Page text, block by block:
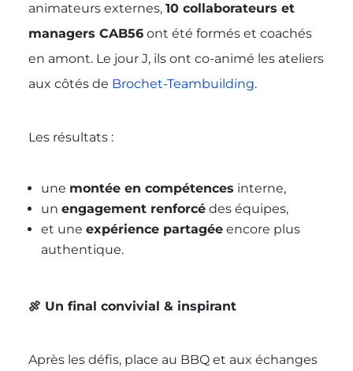
animateurs externes, 10 collaborateurs et
managers CAB56ont été formés et coachés
en amont. Le jour J, ils ont co-animé les ateliers
aux côtés de Brochet-Teambuilding.
Les résultats :
une montée en compétences interne,
un engagement renforcédes équipes,
et une expérience partagéeencore plus
authentique.
🍖 Un final convivial & inspirant
Après les défis, place au BBQ et aux échanges